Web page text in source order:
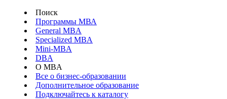
Поиск
Программы МВА
General MBA
Specialized MBA
Mini-MBA
DBA
О MBA
Все о бизнес-образовании
Дополнительное образование
Подключайтесь к каталогу